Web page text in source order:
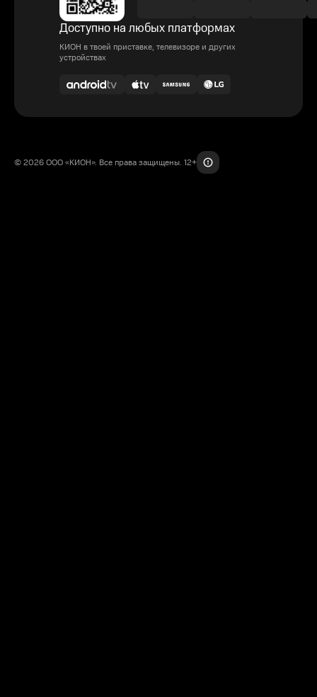
Доступно на любых платформах
КИОН в твоей приставке, телевизоре и других
устройствах
© 2026 ООО «КИОН». Все права защищены. 12+